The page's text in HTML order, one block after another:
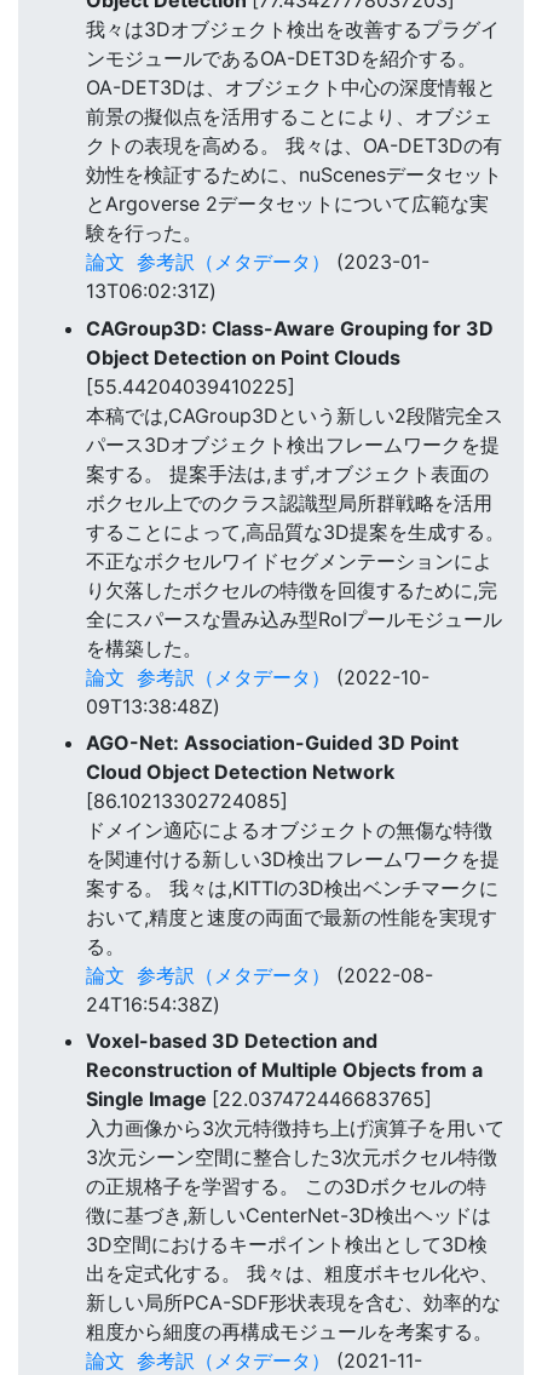
我々は3Dオブジェクト検出を改善するプラグイ
ンモジュールであるOA-DET3Dを紹介する。
OA-DET3Dは、オブジェクト中心の深度情報と
前景の擬似点を活用することにより、オブジェ
クトの表現を高める。 我々は、OA-DET3Dの有
効性を検証するために、nuScenesデータセット
とArgoverse 2データセットについて広範な実
験を行った。
論文 参考訳（メタデータ）
(2023-01-
13T06:02:31Z)
CAGroup3D: Class-Aware Grouping for 3D
Object Detection on Point Clouds
[55.44204039410225]
本稿では,CAGroup3Dという新しい2段階完全ス
パース3Dオブジェクト検出フレームワークを提
案する。 提案手法は,まず,オブジェクト表面の
ボクセル上でのクラス認識型局所群戦略を活用
することによって,高品質な3D提案を生成する。
不正なボクセルワイドセグメンテーションによ
り欠落したボクセルの特徴を回復するために,完
全にスパースな畳み込み型RoIプールモジュール
を構築した。
論文 参考訳（メタデータ）
(2022-10-
09T13:38:48Z)
AGO-Net: Association-Guided 3D Point
Cloud Object Detection Network
[86.10213302724085]
ドメイン適応によるオブジェクトの無傷な特徴
を関連付ける新しい3D検出フレームワークを提
案する。 我々は,KITTIの3D検出ベンチマークに
おいて,精度と速度の両面で最新の性能を実現す
る。
論文 参考訳（メタデータ）
(2022-08-
24T16:54:38Z)
Voxel-based 3D Detection and
Reconstruction of Multiple Objects from a
Single Image [22.037472446683765]
入力画像から3次元特徴持ち上げ演算子を用いて
3次元シーン空間に整合した3次元ボクセル特徴
の正規格子を学習する。 この3Dボクセルの特
徴に基づき,新しいCenterNet-3D検出ヘッドは
3D空間におけるキーポイント検出として3D検
出を定式化する。 我々は、粗度ボキセル化や、
新しい局所PCA-SDF形状表現を含む、効率的な
粗度から細度の再構成モジュールを考案する。
論文 参考訳（メタデータ）
(2021-11-